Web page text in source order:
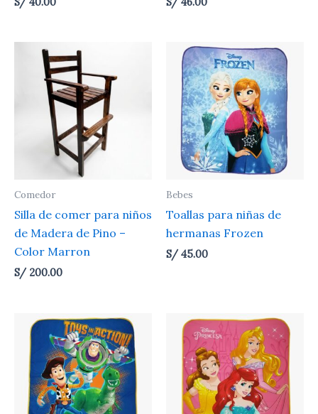
Comedor
Silla de comer para niños
de Madera de Pino –
Color Marron
S/ 200.00
Bebes
Toallas para niñas de
hermanas Frozen
S/ 45.00